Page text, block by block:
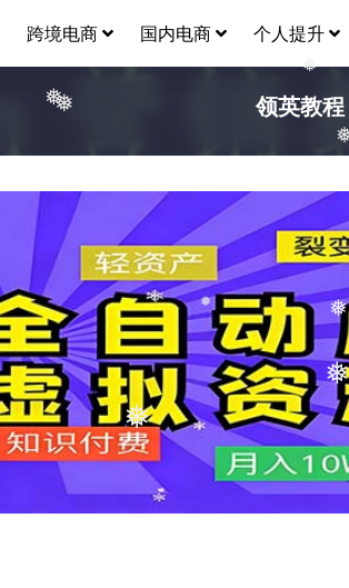
❅
❅
❅
❅
❅
跨境电商 国内电商 个人提升
领英教程